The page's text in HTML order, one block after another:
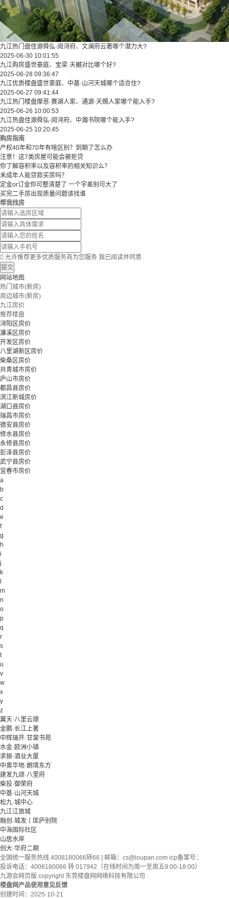
九江热门盘佳源舜弘·阅浔府、文澜府云著哪个潜力大?
2025-06-30 10:01:55
九江购房盛世豪庭、宝梁·天樾对比哪个好?
2025-06-28 09:36:47
九江优质楼盘盛世豪庭、中基·山河天城哪个适合住?
2025-06-27 09:41:44
九江热门楼盘摩恩·赛湖人家、通源·天赐人家哪个能入手?
2025-06-26 10:00:53
九江热盘佳源舜弘·阅浔府、中瀚书院哪个能入手?
2025-06-25 10:20:45
购房指南
产权40年和70年有啥区别？到期了怎么办
注意！这7类房屋可能会被拒贷
你了解容积率以及容积率的相关知识么？
未成年人能贷款买房吗？
定金or订金你可整清楚了 一个字差别可大了
买完二手房出现质量问题该找谁
帮我找房
 允许推荐更多优质服务商为您服务 我已阅读并同意
提交
网站地图
热门城市(新房)
周边城市(新房)
九江房价
推荐楼盘
浔阳区房价
濂溪区房价
开发区房价
八里湖新区房价
柴桑区房价
共青城市房价
庐山市房价
都昌县房价
滨江新城房价
湖口县房价
瑞昌市房价
德安县房价
修水县房价
永修县房价
彭泽县房价
武宁县房价
宜春市房价
a
b
c
d
e
f
g
h
i
j
k
m
n
o
p
q
r
s
t
u
v
w
x
y
z
翼天·八里云璟
金鹏·长江上著
中辉瑞开·甘棠书苑
水金·欧洲小镇
求振·酒业大厦
中奥华地·朗境东方
建发九颂·八里府
柴投·御荣府
中基·山河天城
松九·城中心
九江江旅城
融创·城发丨匡庐别院
中海国际社区
山居水岸
创大·华府二期
全国统一服务热线 4008180066转66 | 邮箱： cs@loupan.com icp备案号：
投诉电话：4008180066 转 017942（在线时间为周一至周五9:00-18:00）
九游会网页版 copyright 东莞楼盘网网络科技有限公司
楼盘网产品使用意见反馈
创建时间： 2025-10-21